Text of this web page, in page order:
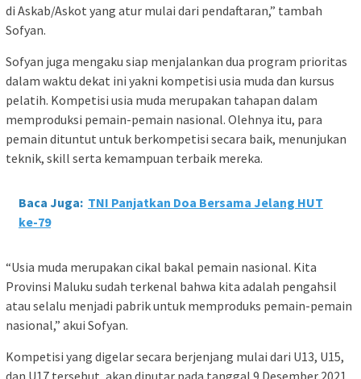
di Askab/Askot yang atur mulai dari pendaftaran,” tambah
Sofyan.
Sofyan juga mengaku siap menjalankan dua program prioritas
dalam waktu dekat ini yakni kompetisi usia muda dan kursus
pelatih. Kompetisi usia muda merupakan tahapan dalam
memproduksi pemain-pemain nasional. Olehnya itu, para
pemain dituntut untuk berkompetisi secara baik, menunjukan
teknik, skill serta kemampuan terbaik mereka.
Baca Juga: TNI Panjatkan Doa Bersama Jelang HUT
ke-79
“Usia muda merupakan cikal bakal pemain nasional. Kita
Provinsi Maluku sudah terkenal bahwa kita adalah pengahsil
atau selalu menjadi pabrik untuk memproduks pemain-pemain
nasional,” akui Sofyan.
Kompetisi yang digelar secara berjenjang mulai dari U13, U15,
dan U17 tersebut, akan diputar pada tanggal 9 Desember 2021